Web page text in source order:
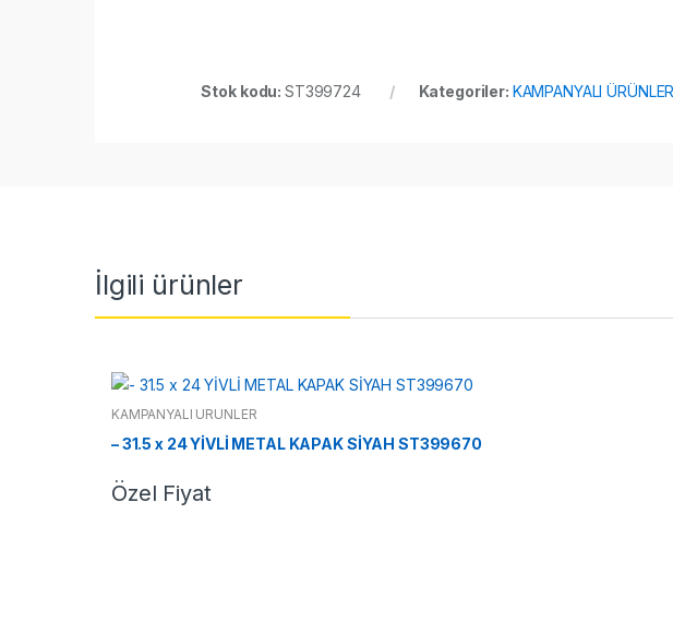
Stok kodu: ST399724 Kategoriler: KAMPANYALI ÜRÜNLER
İlgili ürünler
KAMPANYALI ÜRÜNLER
– 31.5 x 24 YİVLİ METAL KAPAK SİYAH ST399670
Özel Fiyat